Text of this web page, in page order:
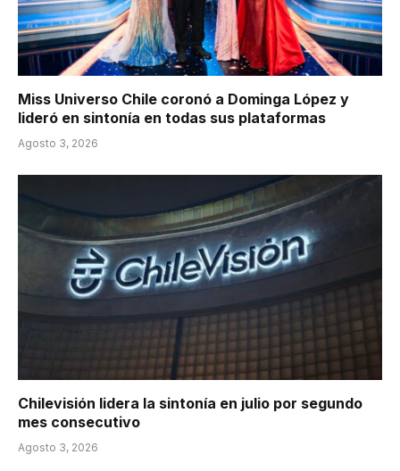
Miss Universo Chile coronó a Dominga López y
lideró en sintonía en todas sus plataformas
Agosto 3, 2026
Chilevisión lidera la sintonía en julio por segundo
mes consecutivo
Agosto 3, 2026